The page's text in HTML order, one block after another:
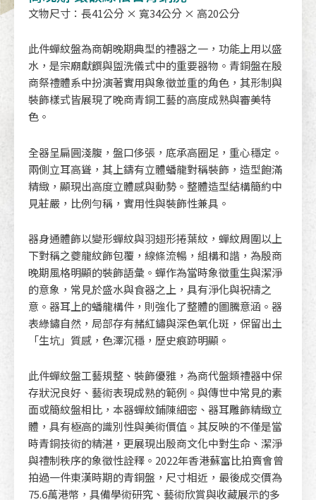
文物尺寸：長41公分 × 寬34公分 × 高20公分
此件蟬紋盤為商朝晚期典型的禮器之一，功能上用以盛
水，是宗廟獻饌與盥洗儀式中的重要器物。青銅盤在殷
商祭禮體系中扮演著實用與象徵並重的角色，其形制與
裝飾樣式皆展現了晚商青銅工藝的高度成熟與審美特
色。
全器呈扁圓淺腹，盤口侈張，底承高圈足，重心穩定。
兩側立耳高聳，其上鑄有立體蟠龍對稱裝飾，造型飽滿
精緻，顯現出高度立體感與動勢。整體造型結構簡約中
見莊嚴，比例勻稱，實用性與裝飾性兼具。
器身通體飾以變形蟬紋與羽翅形捲葉紋，蟬紋周圍以上
下對稱之夔龍紋飾包覆，線條流暢，組構和諧，為殷商
晚期風格明顯的裝飾語彙。蟬作為當時象徵重生與潔淨
的意象，常見於盛水與食器之上，具有淨化與祝禱之
意。器耳上的蟠龍構件，則強化了整體的圖騰意涵。器
表綠鏽自然，局部存有赭紅鏽與深色氧化斑，保留出土
「生坑」質感，色澤沉穩，歷史痕跡明顯。
此件蟬紋盤工藝規整、裝飾優雅，為商代盤類禮器中保
存狀況良好、藝術表現成熟的範例。與傳世中常見的素
面或簡紋盤相比，本器蟬紋鋪陳細密、器耳雕飾精緻立
體，具有極高的識別性與美術價值。其反映的不僅是當
時青銅技術的精湛，更展現出殷商文化中對生命、潔淨
與禮制秩序的象徵性詮釋。2022年香港蘇富比拍賣會曾
拍過一件東漢時期的青銅盤，尺寸相近，最後成交價為
75.6萬港幣，具備學術研究、藝術欣賞與收藏展示的多